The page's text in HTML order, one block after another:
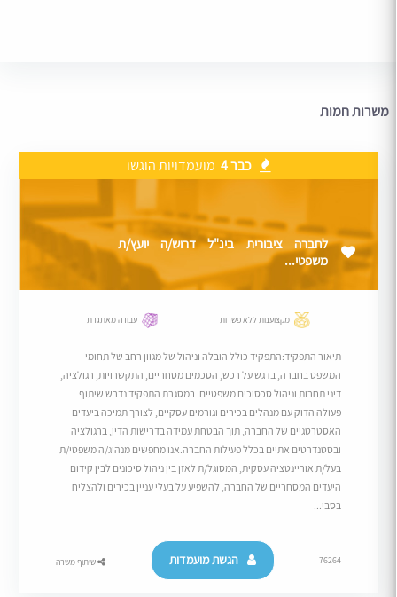
משרות חמות
כבר 4 מועמדויות הוגשו
לחברה ציבורית בינ"ל דרוש/ה יועץ/ת
משפטי...
מקצוענות ללא פשרות עבודה מאתגרת
תיאור התפקיד:התפקיד כולל הובלה וניהול של מגוון רחב של תחומי
המשפט בחברה, בדגש על רכש, הסכמים מסחריים, התקשרויות, רגולציה,
דיני תחרות וניהול סכסוכים משפטיים. במסגרת התפקיד נדרש שיתוף
פעולה הדוק עם מנהלים בכירים וגורמים עסקיים, לצורך תמיכה ביעדים
האסטרטגיים של החברה, תוך הבטחת עמידה בדרישות הדין, ברגולציה
ובסטנדרטים אתיים בכלל פעילות החברה.אנו מחפשים מנהיג/ה משפטי/ת
בעל/ת אוריינטציה עסקית, המסוגל/ת לאזן בין ניהול סיכונים לבין קידום
היעדים המסחריים של החברה, להשפיע על בעלי עניין בכירים ולהצליח
בסבי...
76264 הגשת מועמדות שיתוף משרה